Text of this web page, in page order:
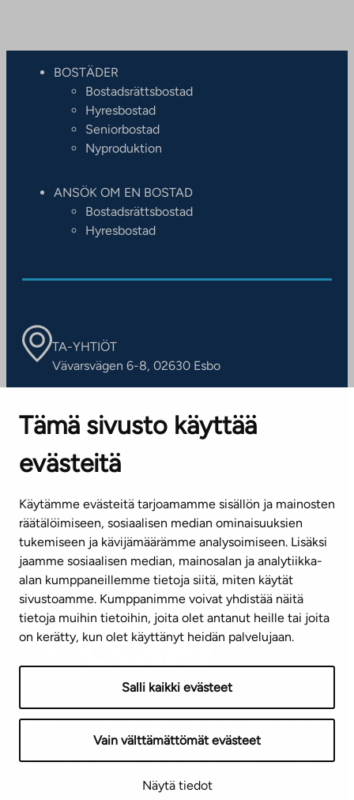
Tämä sivusto käyttää
evästeitä
Käytämme evästeitä tarjoamamme sisällön ja mainosten
räätälöimiseen, sosiaalisen median ominaisuuksien
tukemiseen ja kävijämäärämme analysoimiseen. Lisäksi
jaamme sosiaalisen median, mainosalan ja analytiikka-
alan kumppaneillemme tietoja siitä, miten käytät
sivustoamme. Kumppanimme voivat yhdistää näitä
tietoja muihin tietoihin, joita olet antanut heille tai joita
on kerätty, kun olet käyttänyt heidän palvelujaan.
Salli kaikki evästeet
Vain välttämättömät evästeet
Näytä tiedot
BOSTÄDER
Bostadsrättsbostad
Hyresbostad
Seniorbostad
Nyproduktion
ANSÖK OM EN BOSTAD
Bostadsrättsbostad
Hyresbostad
TA-YHTIÖT
Vävarsvägen 6-8, 02630 Esbo
Kontaktinformation
KUNDSERVICE
(vardagar kl. 8–16)
info@ta.fi
Nyhetsbrev (på finska)